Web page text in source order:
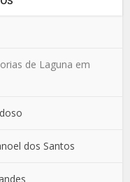
de Laguna em
dos Santos